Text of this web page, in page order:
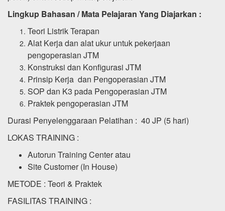
Lingkup Bahasan / Mata Pelajaran Yang Diajarkan :
Teori Listrik Terapan
Alat Kerja dan alat ukur untuk pekerjaan
pengoperasian JTM
Konstruksi dan Konfigurasi JTM
Prinsip Kerja dan Pengoperasian JTM
SOP dan K3 pada Pengoperasian JTM
Praktek pengoperasian JTM
Durasi Penyelenggaraan Pelatihan : 40 JP (5 hari)
LOKAS TRAINING :
Autorun Training Center atau
Site Customer (In House)
METODE : Teori & Praktek
FASILITAS TRAINING :